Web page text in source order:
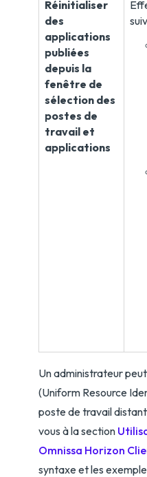
Réinitialiser
des
applications
publiées
depuis la
fenêtre de
sélection des
postes de
travail et
applications
Un administrateur
(Uniform Resource
poste de travail
vous à la section
Omnissa Horizon
syntaxe et les